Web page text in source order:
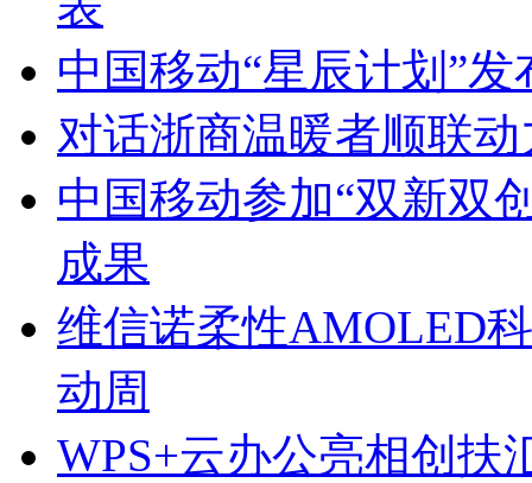
中国移动“星辰计划”
对话浙商温暖者顺联
中国移动参加“双新双
成果
维信诺柔性AMOLED
动周
WPS+云办公亮相创扶